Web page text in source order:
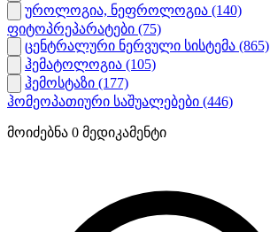
უროლოგია, ნეფროლოგია (140)
ფიტოპრეპარატები (75)
ცენტრალური ნერვული სისტემა (865)
ჰემატოლოგია (105)
ჰემოსტაზი (177)
ჰომეოპათიური საშუალებები (446)
მოიძებნა 0 მედიკამენტი